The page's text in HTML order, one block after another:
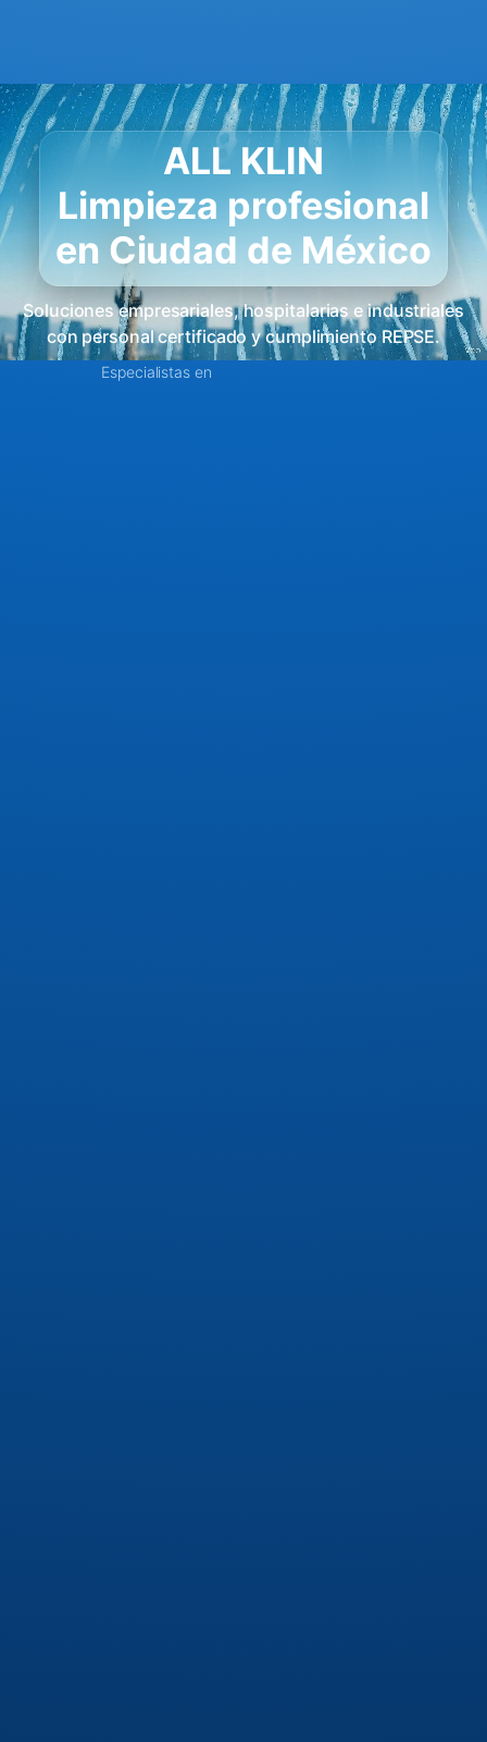
ALL KLIN
Limpieza profesional
en Ciudad de México
Soluciones empresariales, hospitalarias e industriales
con personal certificado y cumplimiento REPSE.
Especialistas en